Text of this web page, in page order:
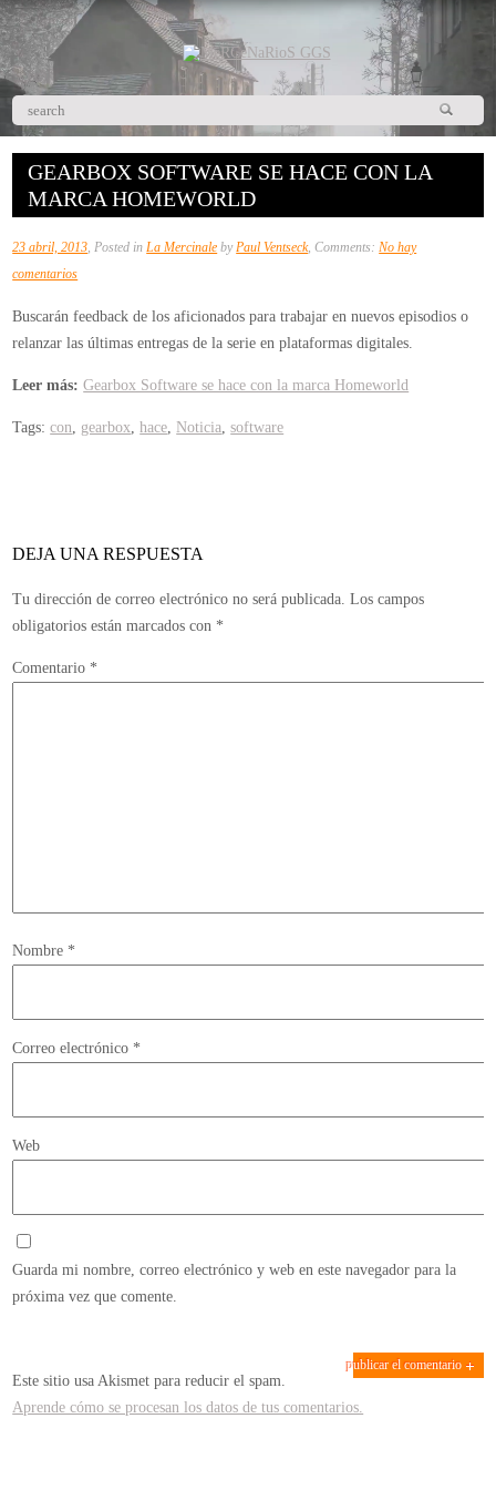
GEARBOX SOFTWARE SE HACE CON LA
MARCA HOMEWORLD
23 abril, 2013, Posted inLa Mercinale byPaul Ventseck, Comments:No hay
comentariosen
Software
se
hace
la
Buscarán feedback de los aficionados para trabajar en nuevos episodios o
relanzar las últimas entregas de la serie en plataformas digitales.
Leer más: Gearbox Software se hace con la marca Homeworld
Tags:con, gearbox,hace, Noticia,software
DEJA UNA RESPUESTA
Tu dirección de correo electrónico no será publicada. Los campos
obligatorios están marcados con *
Comentario *
Nombre *
Correo electrónico *
Web
Guarda mi nombre, correo electrónico y web en este navegador para la
próxima vez que comente.
Este sitio usa Akismet para reducir el spam.
Aprende cómo se procesan los datos de tus comentarios.